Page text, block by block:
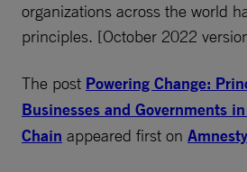
organizations across the world
principles. [October 2022
The post Powering Change:
Businesses and Governments
Chain appeared first on